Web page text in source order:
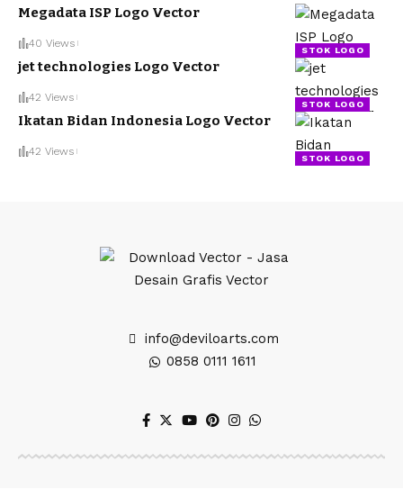
STOK LOGO
Megadata ISP Logo Vector
40 Views
STOK LOGO
jet technologies Logo Vector
42 Views
STOK LOGO
Ikatan Bidan Indonesia Logo Vector
42 Views
info@deviloarts.com
0858 0111 1611